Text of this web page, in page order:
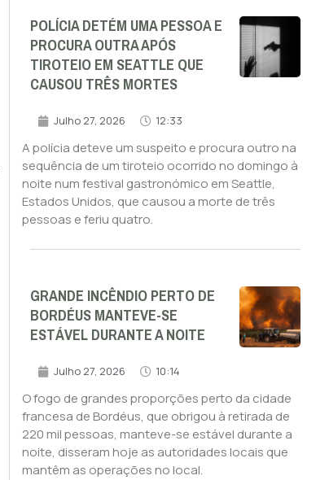
POLÍCIA DETÉM UMA PESSOA E
PROCURA OUTRA APÓS
TIROTEIO EM SEATTLE QUE
CAUSOU TRÊS MORTES
Julho 27, 2026 12:33
A polícia deteve um suspeito e procura outro na
sequência de um tiroteio ocorrido no domingo à
noite num festival gastronómico em Seattle,
Estados Unidos, que causou a morte de três
pessoas e feriu quatro.
GRANDE INCÊNDIO PERTO DE
BORDÉUS MANTEVE-SE
ESTÁVEL DURANTE A NOITE
Julho 27, 2026 10:14
O fogo de grandes proporções perto da cidade
francesa de Bordéus, que obrigou à retirada de
220 mil pessoas, manteve-se estável durante a
noite, disseram hoje as autoridades locais que
mantêm as operações no local.